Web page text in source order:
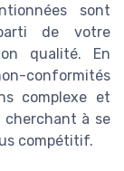
sont
de votre
qualité. En
conformités
complexe et
à se
compétitif.